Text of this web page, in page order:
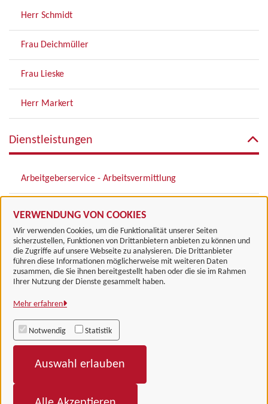
VERWENDUNG VON COOKIES
Wir verwenden Cookies, um die Funktionalität unserer Seiten
sicherzustellen, Funktionen von Drittanbietern anbieten zu können und
die Zugriffe auf unsere Webseite zu analysieren. Die Drittanbieter
führen diese Informationen möglicherweise mit weiteren Daten
zusammen, die Sie ihnen bereitgestellt haben oder die sie im Rahmen
Ihrer Nutzung der Dienste gesammelt haben.
Mehr erfahren
Notwendig Statistik
Auswahl erlauben
Herr Schmidt
Frau Deichmüller
Frau Lieske
Herr Markert
Dienstleistungen
Arbeitgeberservice - Arbeitsvermittlung
Landkreis Göttingen
Alle Rechte vorbehalten
Barrierefreiheit